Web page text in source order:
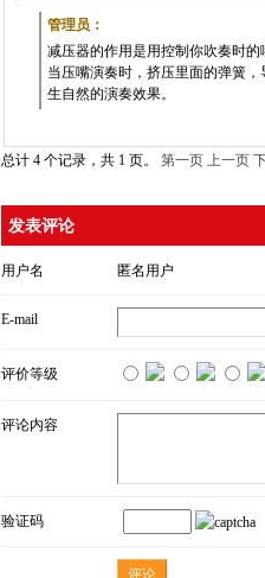
管理员：
减压器的作用是用控制你吹奏时的
当压嘴演奏时，挤压里面的弹簧
生自然的演奏效果。
总计 4 个记录，共 1 页。 第一页 上一页
发表评论
用户名 匿名用户
E-mail
评价等级
评论内容
验证码